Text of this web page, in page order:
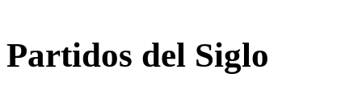
Partidos del Siglo